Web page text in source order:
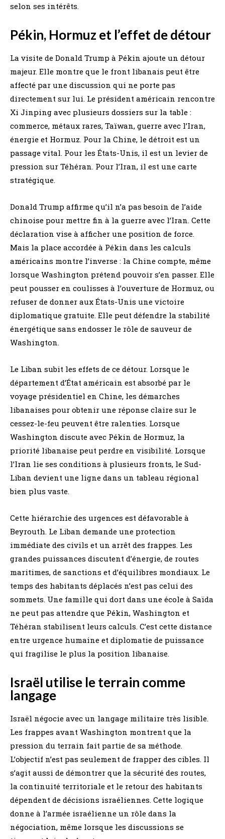
selon ses intérêts.
Pékin, Hormuz et l’effet de détour
La visite de Donald Trump à Pékin ajoute un détour
majeur. Elle montre que le front libanais peut être
affecté par une discussion qui ne porte pas
directement sur lui. Le président américain rencontre
Xi Jinping avec plusieurs dossiers sur la table :
commerce, métaux rares, Taïwan, guerre avec l’Iran,
énergie et Hormuz. Pour la Chine, le détroit est un
passage vital. Pour les États-Unis, il est un levier de
pression sur Téhéran. Pour l’Iran, il est une carte
stratégique.
Donald Trump affirme qu’il n’a pas besoin de l’aide
chinoise pour mettre fin à la guerre avec l’Iran. Cette
déclaration vise à afficher une position de force.
Mais la place accordée à Pékin dans les calculs
américains montre l’inverse : la Chine compte, même
lorsque Washington prétend pouvoir s’en passer. Elle
peut pousser en coulisses à l’ouverture de Hormuz, ou
refuser de donner aux États-Unis une victoire
diplomatique gratuite. Elle peut défendre la stabilité
énergétique sans endosser le rôle de sauveur de
Washington.
Le Liban subit les effets de ce détour. Lorsque le
département d’État américain est absorbé par le
voyage présidentiel en Chine, les démarches
libanaises pour obtenir une réponse claire sur le
cessez-le-feu peuvent être ralenties. Lorsque
Washington discute avec Pékin de Hormuz, la
priorité libanaise peut perdre en visibilité. Lorsque
l’Iran lie ses conditions à plusieurs fronts, le Sud-
Liban devient une ligne dans un tableau régional
bien plus vaste.
Cette hiérarchie des urgences est défavorable à
Beyrouth. Le Liban demande une protection
immédiate des civils et un arrêt des frappes. Les
grandes puissances discutent d’énergie, de routes
maritimes, de sanctions et d’équilibres mondiaux. Le
temps des habitants déplacés n’est pas celui des
sommets. Une famille qui dort dans une école à Saïda
ne peut pas attendre que Pékin, Washington et
Téhéran stabilisent leurs calculs. C’est cette distance
entre urgence humaine et diplomatie de puissance
qui fragilise le plus la position libanaise.
Israël utilise le terrain comme
langage
Israël négocie avec un langage militaire très lisible.
Les frappes avant Washington montrent que la
pression du terrain fait partie de sa méthode.
L’objectif n’est pas seulement de frapper des cibles. Il
s’agit aussi de démontrer que la sécurité des routes,
la continuité territoriale et le retour des habitants
dépendent de décisions israéliennes. Cette logique
donne à l’armée israélienne un rôle dans la
négociation, même lorsque les discussions se